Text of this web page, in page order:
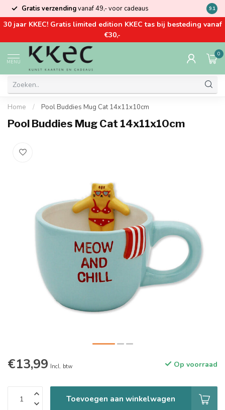
Gratis verzendingvanaf 49,- voor cadeaus Kom
9.1
30 jaar KKEC! Gratis limited edition KKEC tas bij besteding vanaf
€30,-
MENU
0
Home / Pool Buddies Mug Cat 14x11x10cm
Pool Buddies Mug Cat 14x11x10cm
€13,99 Incl. btw Op voorraad
Toevoegen aan winkelwagen